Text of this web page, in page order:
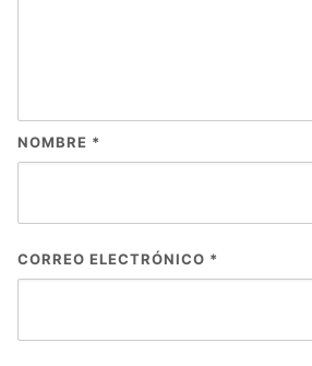
NOMBRE *
CORREO ELECTRÓNICO *